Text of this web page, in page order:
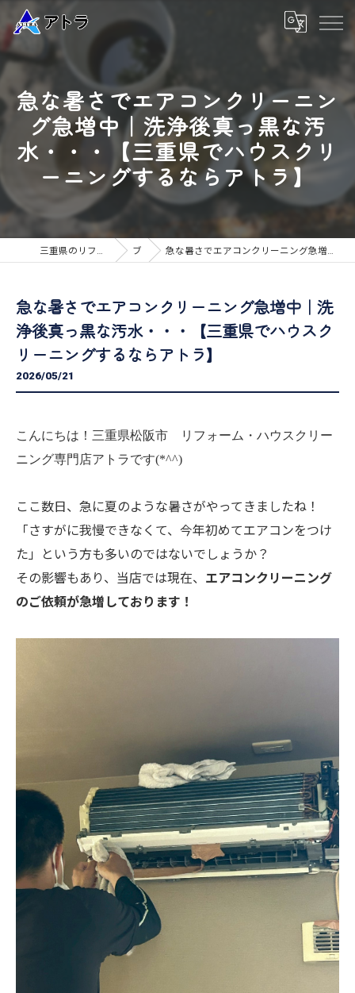
急な暑さでエアコンクリーニン
グ急増中｜洗浄後真っ黒な汚
水・・・【三重県でハウスクリ
ーニングするならアトラ】
三重県のリフォームなら高品質な工事のアトラ ブログ 急な暑さでエアコンクリーニング急増中｜洗浄後真っ黒な汚水・・・【三重県でハウスクリーニングするならアトラ】
急な暑さでエアコンクリーニング急増中｜洗
浄後真っ黒な汚水・・・【三重県でハウスク
リーニングするならアトラ】
2026/05/21
こんにちは！三重県松阪市 リフォーム・ハウスクリー
ニング専門店アトラです(*^^)
ここ数日、急に夏のような暑さがやってきましたね！
「さすがに我慢できなくて、今年初めてエアコンをつけ
た」という方も多いのではないでしょうか？
その影響もあり、当店では現在、 エアコンクリーニング
のご依頼が急増しております！